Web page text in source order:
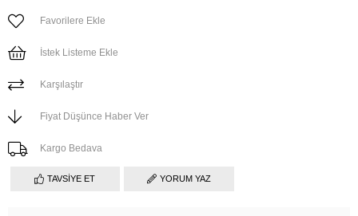
Favorilere Ekle
İstek Listeme Ekle
Karşılaştır
Fiyat Düşünce Haber Ver
Kargo Bedava
TAVSIYE ET YORUM YAZ